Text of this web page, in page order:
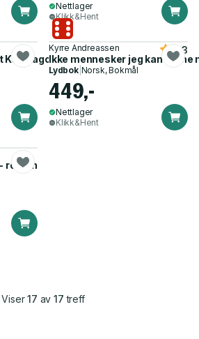
Nettlager
Klikk&Hent
Karthago bør ødelegges
Kyrre Andreassen
Ikke mennesker jeg kan regne
4.3
Lydbok| Norsk, Bokmål
449,-
Nettlager
Klikk&Hent
roman
Viser17 av 17 treff